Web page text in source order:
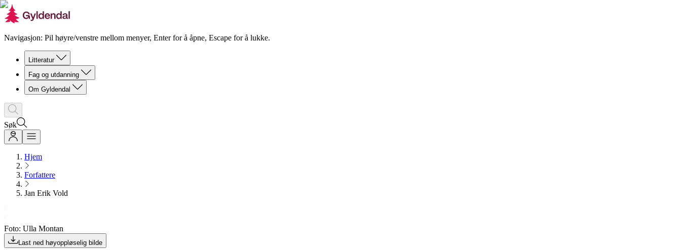
Navigasjon: Pil høyre/venstre mellom menyer, Enter for å åpne, Escape for å lukke.
Litteratur
Fag og utdanning
Om Gyldendal
Søk
Hjem
Forfattere
Jan Erik Vold
Foto: Ulla Montan
Last ned høyoppløselig bilde